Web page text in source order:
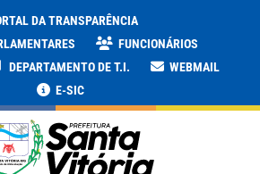
DA TRANSPARÊNCIA
FUNCIONÁRIOS
DEPARTAMENTO DE T.I.
WEBMAIL
E-SIC